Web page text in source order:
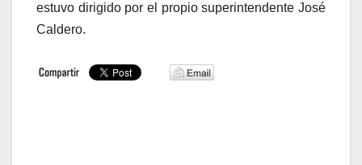
estuvo dirigido por el propio superintendente José
Caldero.